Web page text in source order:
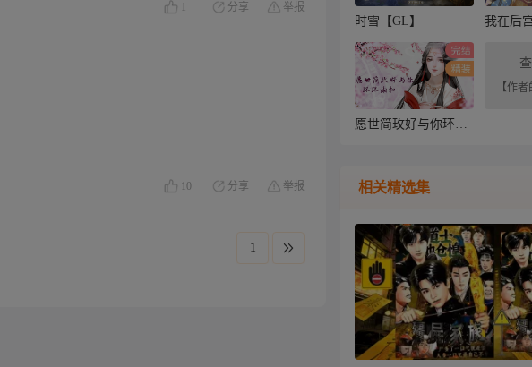
分享 举报
10 分享 举报
时雪【GL】
愿世简玫好与你环环湘扣
【作
相关精选集